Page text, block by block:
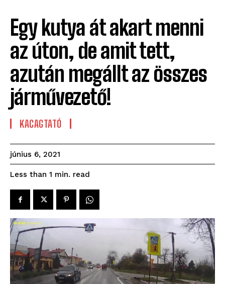
Egy kutya át akart menni
az úton, de amit tett,
azután megállt az összes
járművezető!
KACAGTATÓ
június 6, 2021
Less than 1 min. read